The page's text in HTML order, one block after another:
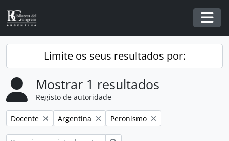
Skip to main content
Limite os seus resultados por:
Mostrar 1 resultados
Registo de autoridade
Remover filtro:
Docente Remover filtro:
Argentina Remover filtro:
Peronismo